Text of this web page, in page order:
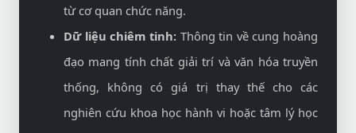
từ cơ quan chức năng.
Dữ liệu chiêm tinh:Thông tin về cung hoàng
đạo mang tính chất giải trí và văn hóa truyền
thống, không có giá trị thay thế cho các
nghiên cứu khoa học hành vi hoặc tâm lý học